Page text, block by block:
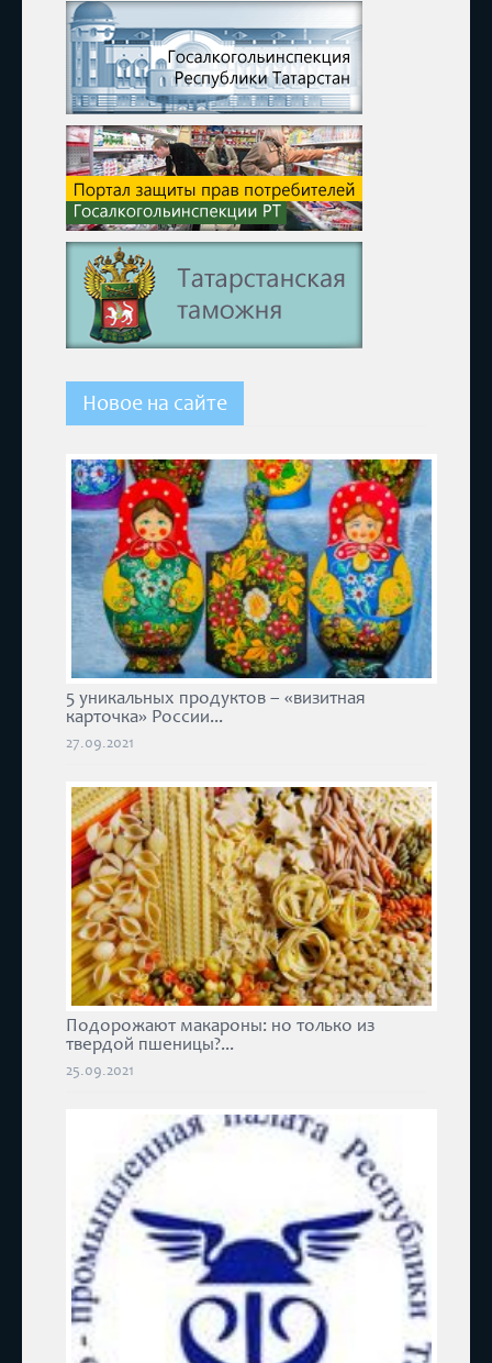
Новое на сайте
5 уникальных продуктов – «визитная
карточка» России...
27.09.2021
Подорожают макароны: но только из
твердой пшеницы?...
25.09.2021